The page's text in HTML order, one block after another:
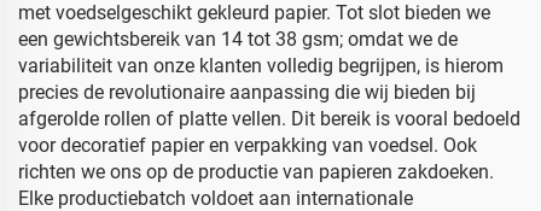
met voedselgeschikt gekleurd papier. Tot slot bieden we
een gewichtsbereik van 14 tot 38 gsm; omdat we de
variabiliteit van onze klanten volledig begrijpen, is hierom
precies de revolutionaire aanpassing die wij bieden bij
afgerolde rollen of platte vellen. Dit bereik is vooral bedoeld
voor decoratief papier en verpakking van voedsel. Ook
richten we ons op de productie van papieren zakdoeken.
Elke productiebatch voldoet aan internationale